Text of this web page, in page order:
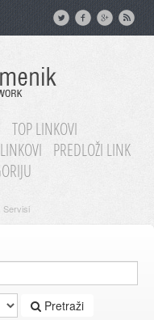
TOP LINKOVI
PREDLOŽI LINK
Servisi
Pretraži